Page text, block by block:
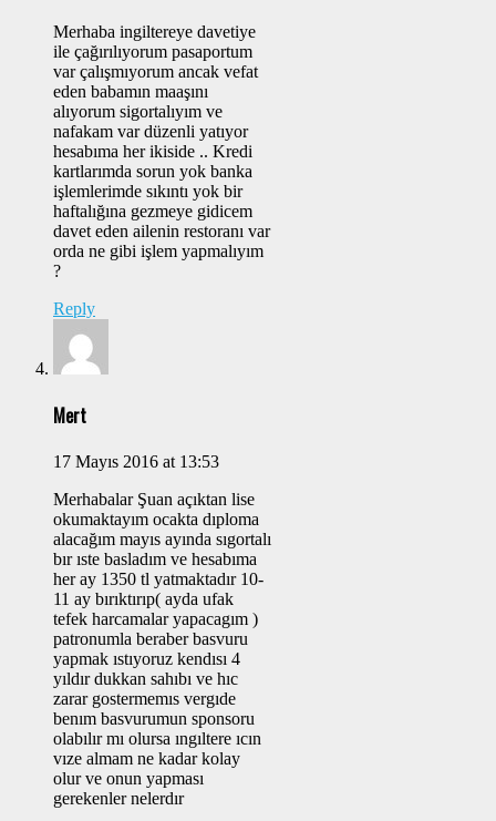
Merhaba ingiltereye davetiye
ile çağırılıyorum pasaportum
var çalışmıyorum ancak vefat
eden babamın maaşını
alıyorum sigortalıyım ve
nafakam var düzenli yatıyor
hesabıma her ikiside .. Kredi
kartlarımda sorun yok banka
işlemlerimde sıkıntı yok bir
haftalığına gezmeye gidicem
davet eden ailenin restoranı var
orda ne gibi işlem yapmalıyım
?
Reply
Mert
17 Mayıs 2016 at 13:53
Merhabalar Şuan açıktan lise
okumaktayım ocakta dıploma
alacağım mayıs ayında sıgortalı
bır ıste basladım ve hesabıma
her ay 1350 tl yatmaktadır 10-
11 ay bırıktırıp( ayda ufak
tefek harcamalar yapacagım )
patronumla beraber basvuru
yapmak ıstıyoruz kendısı 4
yıldır dukkan sahıbı ve hıc
zarar gostermemıs vergıde
benım basvurumun sponsoru
olabılır mı olursa ıngıltere ıcın
vıze almam ne kadar kolay
olur ve onun yapması
gerekenler nelerdır